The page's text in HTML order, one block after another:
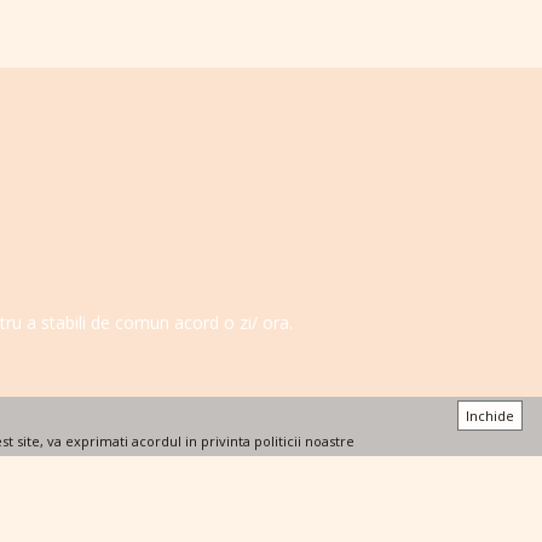
a stabili de comun acord o zi/ ora.
Inchide
site, va exprimati acordul in privinta politicii noastre